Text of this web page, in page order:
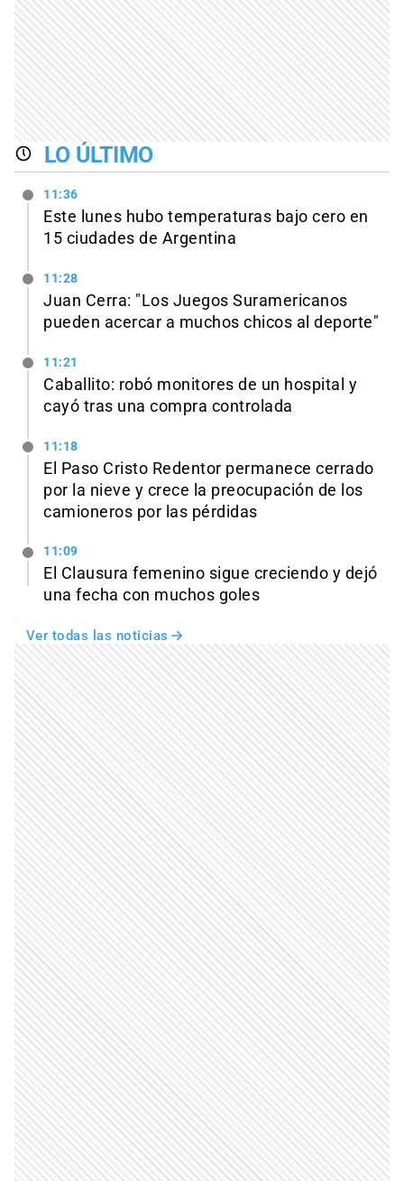
LO ÚLTIMO
11:36
Este lunes hubo temperaturas bajo cero en
15 ciudades de Argentina
11:28
Juan Cerra: "Los Juegos Suramericanos
pueden acercar a muchos chicos al deporte"
11:21
Caballito: robó monitores de un hospital y
cayó tras una compra controlada
11:18
El Paso Cristo Redentor permanece cerrado
por la nieve y crece la preocupación de los
camioneros por las pérdidas
11:09
El Clausura femenino sigue creciendo y dejó
una fecha con muchos goles
Ver todas las noticias